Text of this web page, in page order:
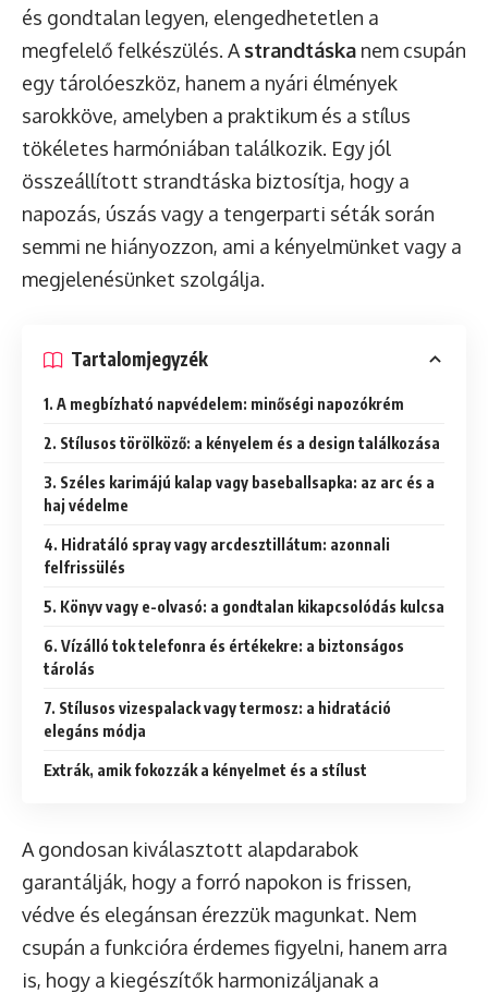
és gondtalan legyen, elengedhetetlen a
megfelelő felkészülés. A strandtáska nem csupán
egy tárolóeszköz, hanem a nyári élmények
sarokköve, amelyben a praktikum és a stílus
tökéletes harmóniában találkozik. Egy jól
összeállított strandtáska biztosítja, hogy a
napozás, úszás vagy a tengerparti séták során
semmi ne hiányozzon, ami a kényelmünket vagy a
megjelenésünket szolgálja.
Tartalomjegyzék
1. A megbízható napvédelem: minőségi napozókrém
2. Stílusos törölköző: a kényelem és a design találkozása
3. Széles karimájú kalap vagy baseballsapka: az arc és a
haj védelme
4. Hidratáló spray vagy arcdesztillátum: azonnali
felfrissülés
5. Könyv vagy e-olvasó: a gondtalan kikapcsolódás kulcsa
6. Vízálló tok telefonra és értékekre: a biztonságos
tárolás
7. Stílusos vizespalack vagy termosz: a hidratáció
elegáns módja
Extrák, amik fokozzák a kényelmet és a stílust
A gondosan kiválasztott alapdarabok
garantálják, hogy a forró napokon is frissen,
védve és elegánsan érezzük magunkat. Nem
csupán a funkcióra érdemes figyelni, hanem arra
is, hogy a kiegészítők harmonizáljanak a